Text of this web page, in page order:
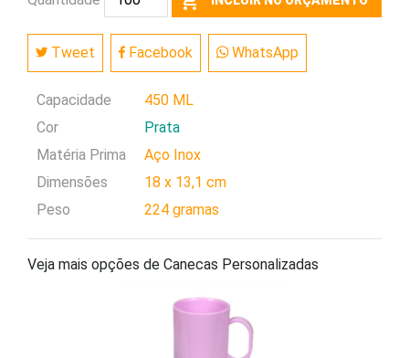
Tweet Facebook WhatsApp
Capacidade
450 ML
Cor
Prata
Matéria Prima
Aço Inox
Dimensões
18 x 13,1 cm
Peso
224 gramas
Veja mais opções de Canecas Personalizadas